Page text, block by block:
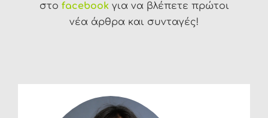
στο facebookγια να βλέπετε πρώτοι
νέα άρθρα και συνταγές!